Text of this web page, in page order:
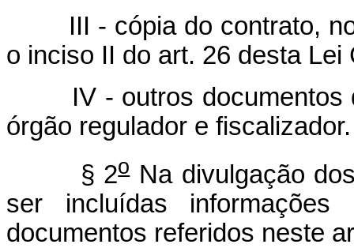
III - cópia do contrato, no
o inciso II do art. 26 desta Lei
IV - outros documentos
órgão regulador e fiscalizador.
§ 2oNa divulgação
ser incluídas
documentos referidos neste